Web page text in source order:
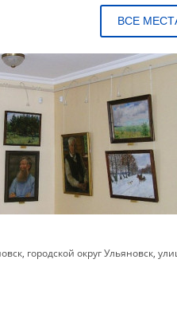
ВСЕ
городской округ Ульяновск,